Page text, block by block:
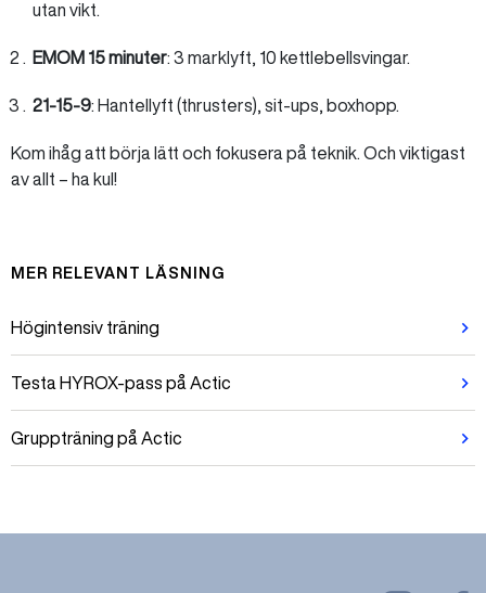
utan vikt.
EMOM 15 minuter: 3 marklyft, 10 kettlebellsvingar.
21-15-9: Hantellyft (thrusters), sit-ups, boxhopp.
Kom ihåg att börja lätt och fokusera på teknik. Och viktigast
av allt – ha kul!
MER RELEVANT LÄSNING
Högintensiv träning
Testa HYROX-pass på Actic
Gruppträning på Actic